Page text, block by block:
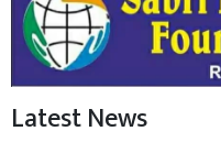
Latest News